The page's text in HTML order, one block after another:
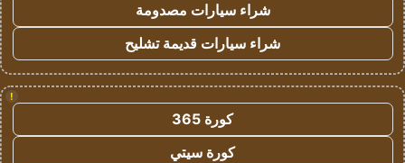
شراء سيارات مصدومة
شراء سيارات قديمة تشليح
!
كورة 365
كورة سيتي